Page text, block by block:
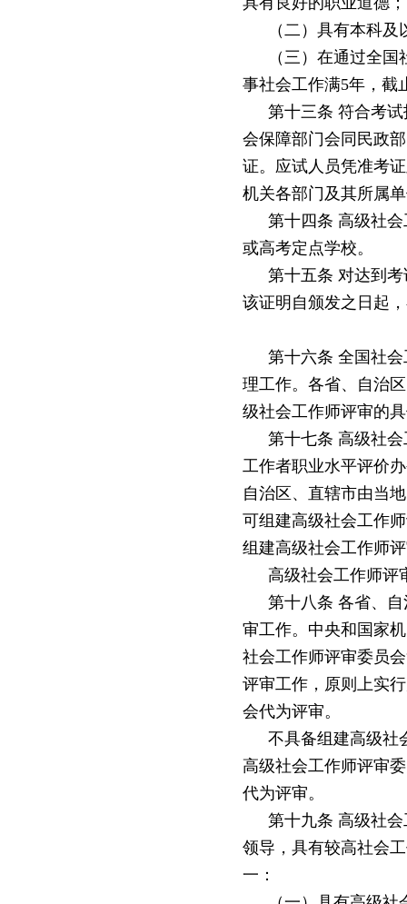
（二）具有本科
（三）在通过全
事社会工作满5年，截
第十三条 符合考
会保障部门会同民政
证。应试人员凭准考
机关各部门及其所属
第十四条 高级社
或高考定点学校。
第十五条 对达到
该证明自颁发之日起
第十六条 全国社
理工作。各省、自治
级社会工作师评审的
第十七条 高级社
工作者职业水平评价
自治区、直辖市由当
可组建高级社会工作
组建高级社会工作师
高级社会工作师评
第十八条 各省、
审工作。中央和国家
社会工作师评审委员
评审工作，原则上实
会代为评审。
不具备组建高级社
高级社会工作师评审
代为评审。
第十九条 高级社
领导，具有较高社会
一：